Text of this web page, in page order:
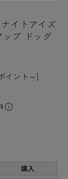
イトアイズ
ップ ドッグ
イント～]
購入